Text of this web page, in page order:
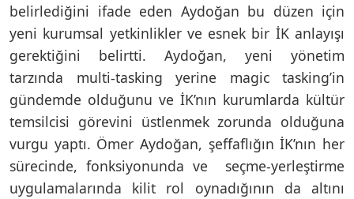
belirlediğini ifade eden Aydoğan bu düzen için
yeni kurumsal yetkinlikler ve esnek bir İK anlayışı
gerektiğini belirtti. Aydoğan, yeni yönetim
tarzında multi-tasking yerine magic tasking’in
gündemde olduğunu ve İK’nın kurumlarda kültür
temsilcisi görevini üstlenmek zorunda olduğuna
vurgu yaptı. Ömer Aydoğan, şeffaflığın İK’nın her
sürecinde, fonksiyonunda ve seçme-yerleştirme
uygulamalarında kilit rol oynadığının da altını